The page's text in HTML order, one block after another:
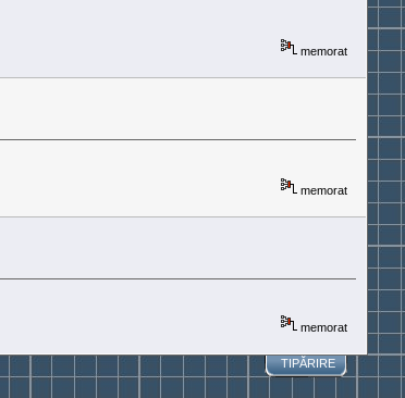
memorat
memorat
memorat
TIPĂRIRE